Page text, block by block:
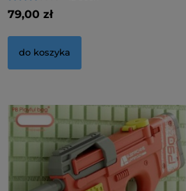
79,00 zł
do koszyka